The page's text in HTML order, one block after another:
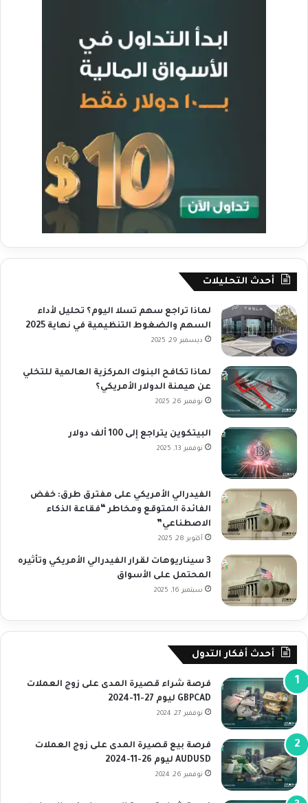
أحدث التحليلات
لماذا تراجع سهم تسلا اليوم؟ تحليل لأداء
السهم والضغوط التنظيمية في نهاية 2025
ديسمبر 29, 2025
لماذا تكافح البنوك المركزية العالمية للتخلي
عن هيمنة الدولار الأمريكي؟
نوفمبر 26, 2025
البيتكوين يتراجع إلى 100 ألف دولار
نوفمبر 13, 2025
الفيدرالي الأمريكي على مفترق طرق: خفض
الفائدة المتوقع ومخاطر “فقاعة الذكاء
الاصطناعي”
أكتوبر 28, 2025
3 سيناريوهات لقرار الفيدرالي الأمريكي وتأثيره
المحتمل على الأسواق
سبتمبر 16, 2025
أحدث أفكار التدول
فرصة شراء قصيرة المدى على زوج العملات
GBPCAD ليوم 27-11-2024
نوفمبر 27, 2024
فرصة بيع قصيرة المدى على زوج العملات
AUDUSD ليوم 26-11-2024
نوفمبر 26, 2024